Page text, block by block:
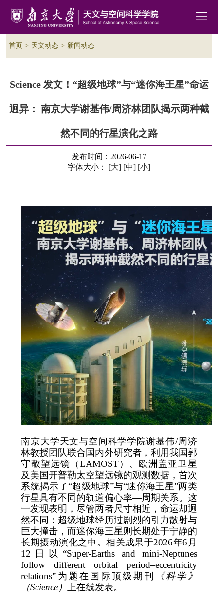
首页 > 天文动态 > 新闻动态
Science 发文！“超级地球”与“迷你海王星”命运
迥异： 南京大学谢基伟/周济林团队揭示两种截
然不同的行星演化之路
发布时间：2026-06-17
字体大小： [大] [中] [小]
南京大学天文与空间科学学院谢基伟/周济
林教授团队联合国内外研究者，利用我国郭
守敬望远镜（LAMOST）、欧洲盖亚卫星
及美国开普勒太空望远镜的观测数据，首次
系统揭示了“超级地球”与“迷你海王星”两类
行星具有不同的轨道偏心率—周期关系。这
一发现表明，尽管两者尺寸相近，命运却迥
然不同：超级地球经历过剧烈的引力散射与
巨大撞击，而迷你海王星则长期处于宁静的
长期摄动演化之中。相关成果于2026年6 月
12 日以 “Super-Earths and mini-Neptunes
follow different orbital period–eccentricity
relations” 为题在国际顶级期刊
《科学》
（Science ） 上在线发表。